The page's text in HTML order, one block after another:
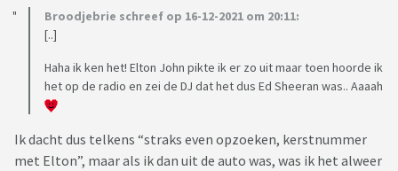
Broodjebrie schreef op 16-12-2021 om 20:11:
[..]
Haha ik ken het! Elton John pikte ik er zo uit maar toen hoorde ik
het op de radio en zei de DJ dat het dus Ed Sheeran was.. Aaaah
Ik dacht dus telkens “straks even opzoeken, kerstnummer
met Elton”, maar als ik dan uit de auto was, was ik het alweer